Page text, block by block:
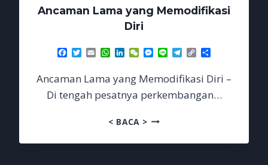
Ancaman Lama yang Memodifikasi
Diri
Facebook
TwitterEmailWhatsApp
LinkedIn
WeChatMessenger
Line Telegram
Copy
Ancaman Lama yang Memodifikasi Diri –
Di tengah pesatnya perkembangan…
< BACA > ANCAMAN
YANG